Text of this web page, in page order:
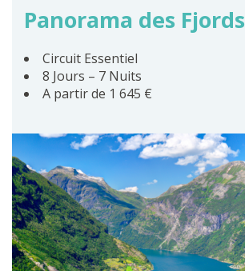
Panorama des Fjords
Circuit Essentiel
8 Jours – 7 Nuits
A partir de 1 645 €